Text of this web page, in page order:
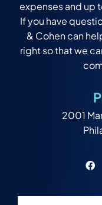
expenses and up
If you have
& Cohen can
right so that we
2001